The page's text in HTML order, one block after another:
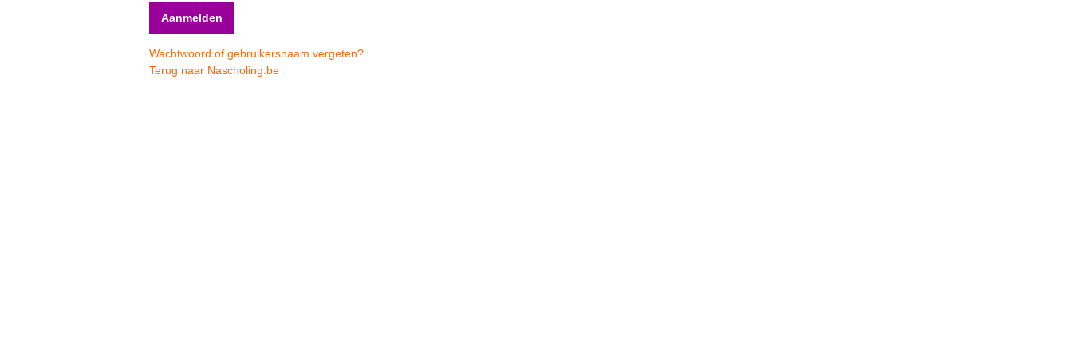
Wachtwoord of gebruikersnaam vergeten?
Terug naar Nascholing.be